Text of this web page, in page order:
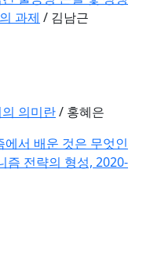
과제 / 김남근
의미란/ 홍혜은
서 배운 것은 무엇인
즘 전략의 형성, 2020-